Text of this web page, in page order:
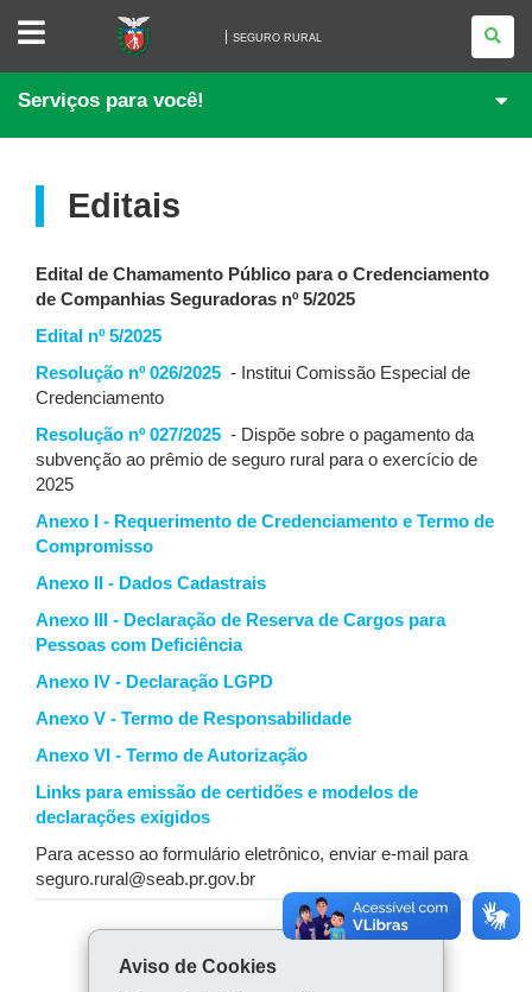
SEGURO
SEGURO RURAL
Serviços para você!
Editais
Edital de Chamamento Público para o Credenciamento
de Companhias Seguradoras nº 5/2025
Edital nº 5/2025
Resolução nº 026/2025 - Institui Comissão Especial de
Credenciamento
Resolução nº 027/2025 - Dispõe sobre o pagamento da
subvenção ao prêmio de seguro rural para o exercício de
2025
Anexo I - Requerimento de Credenciamento e Termo de
Compromisso
Anexo II - Dados Cadastrais
Anexo III - Declaração de Reserva de Cargos para
Pessoas com Deficiência
Anexo IV - Declaração LGPD
Anexo V - Termo de Responsabilidade
Anexo VI - Termo de Autorização
Links para emissão de certidões e modelos de
declarações exigidos
Para acesso ao formulário eletrônico, enviar e-mail para
seguro.rural@seab.pr.gov.br
Aviso de Cookies